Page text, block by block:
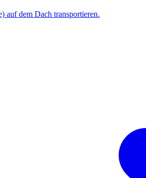
auf dem Dach transportieren.